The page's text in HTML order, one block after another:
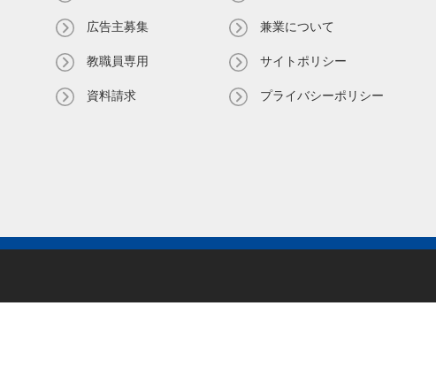
広告主募集
教職員専⽤
資料請求
兼業について
サイトポリシー
プライバシーポリシー